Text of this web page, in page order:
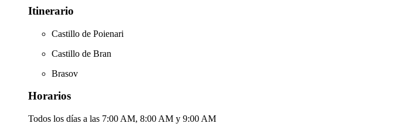
Itinerario
Castillo de Poienari
Castillo de Bran
Brasov
Horarios
Todos los días a las 7:00 AM, 8:00 AM y 9:00 AM